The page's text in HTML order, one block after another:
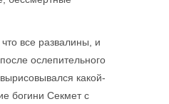
все развалины, и
ослепительного
какой-
богини Секмет с